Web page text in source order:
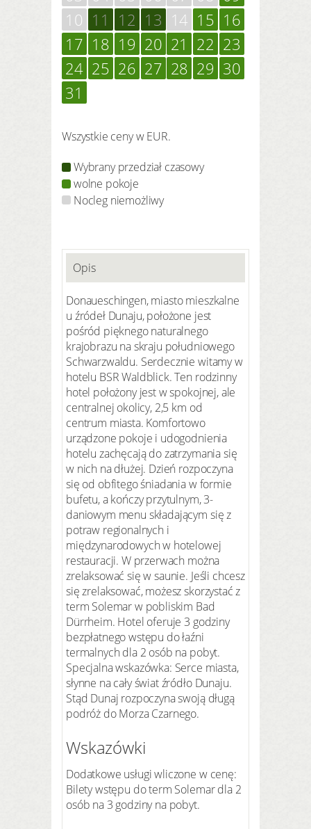
10 11 12 13 14 15 16
17 18 19 20 21 22 23
24 25 26 27 28 29 30
31
Wszystkie ceny w EUR.
Wybrany przedział czasowy
wolne pokoje
Nocleg niemożliwy
Opis
Donaueschingen, miasto mieszkalne
u źródeł Dunaju, położone jest
pośród pięknego naturalnego
krajobrazu na skraju południowego
Schwarzwaldu. Serdecznie witamy w
hotelu BSR Waldblick. Ten rodzinny
hotel położony jest w spokojnej, ale
centralnej okolicy, 2,5 km od
centrum miasta. Komfortowo
urządzone pokoje i udogodnienia
hotelu zachęcają do zatrzymania się
w nich na dłużej. Dzień rozpoczyna
się od obfitego śniadania w formie
bufetu, a kończy przytulnym, 3-
daniowym menu składającym się z
potraw regionalnych i
międzynarodowych w hotelowej
restauracji. W przerwach można
zrelaksować się w saunie. Jeśli chcesz
się zrelaksować, możesz skorzystać z
term Solemar w pobliskim Bad
Dürrheim. Hotel oferuje 3 godziny
bezpłatnego wstępu do łaźni
termalnych dla 2 osób na pobyt.
Specjalna wskazówka: Serce miasta,
słynne na cały świat źródło Dunaju.
Stąd Dunaj rozpoczyna swoją długą
podróż do Morza Czarnego.
Wskazówki
Dodatkowe usługi wliczone w cenę:
Bilety wstępu do term Solemar dla 2
osób na 3 godziny na pobyt.